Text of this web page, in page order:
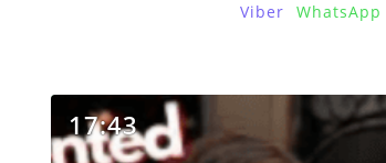
Viber WhatsApp
17:43